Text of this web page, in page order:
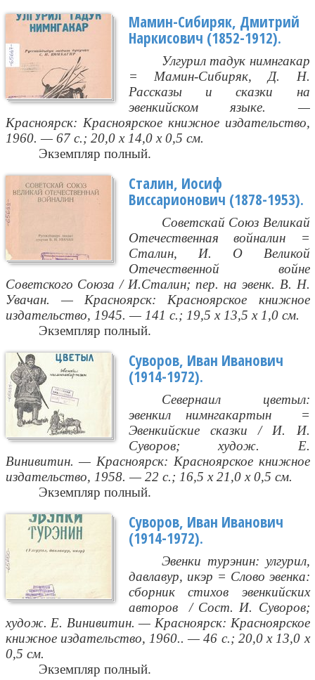
Мамин-Сибиряк, Дмитрий
Наркисович (1852-1912).
Улгурил тадук нимнгакар
= Мамин-Сибиряк, Д. Н.
Рассказы и сказки на
эвенкийском языке. —
Красноярск: Красноярское книжное издательство,
1960. — 67 с.; 20,0 х 14,0 х 0,5 см.
Экземпляр полный.
Сталин, Иосиф
Виссарионович (1878-1953).
Советскай Союз Великай
Отечественная войналин =
Сталин, И. О Великой
Отечественной войне
Советского Союза / И.Сталин; пер. на эвенк. В. Н.
Увачан. — Красноярск: Красноярское книжное
издательство, 1945. — 141 с.; 19,5 х 13,5 х 1,0 см.
Экземпляр полный.
Суворов, Иван Иванович
(1914-1972).
Севернаил цветыл:
эвенкил нимнгакартын
=
Эвенкийские сказки / И. И.
Суворов; худож. Е.
Винивитин. — Красноярск: Красноярское книжное
издательство, 1958. — 22 с.; 16,5 х 21,0 х 0,5 см.
Экземпляр полный.
Суворов, Иван Иванович
(1914-1972).
Эвенки турэнин: улгурил,
давлавур, икэр = Слово эвенка:
сборник стихов эвенкийских
авторов
/ Сост. И. Суворов;
худож. Е. Винивитин. — Красноярск: Красноярское
книжное издательство, 1960.. — 46 с.; 20,0 х 13,0 х
0,5 см.
Экземпляр полный.